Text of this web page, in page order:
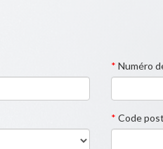
* Numéro
* Code